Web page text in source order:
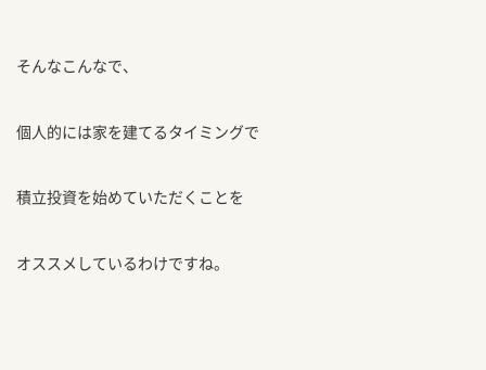
そんなこんなで、
個人的には家を建てるタイミングで
積立投資を始めていただくことを
オススメしているわけですね。